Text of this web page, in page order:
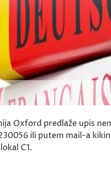
Oxford predlaže upis
ili putem mail-a
C1.